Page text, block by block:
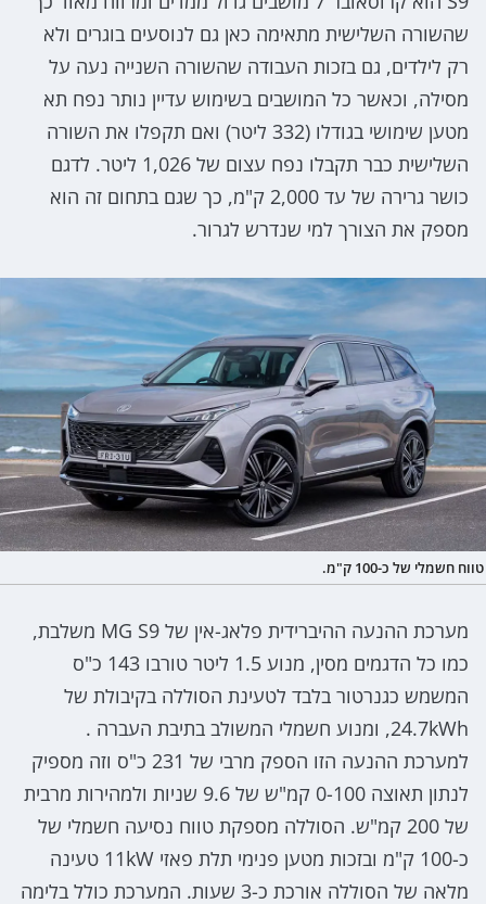
שהשורה השלישית מתאימה כאן גם לנוסעים בוגרים ולא
רק לילדים, גם בזכות העבודה שהשורה השנייה נעה על
מסילה, וכאשר כל המושבים בשימוש עדיין נותר נפח תא
מטען שימושי בגודלו (332 ליטר) ואם תקפלו את השורה
השלישית כבר תקבלו נפח עצום של 1,026 ליטר. לדגם
כושר גרירה של עד 2,000 ק"מ, כך שגם בתחום זה הוא
מספק את הצורך למי שנדרש לגרור.
טווח חשמלי של כ-100 ק"מ.
מערכת ההנעה ההיברידית פלאג-אין של MG S9 משלבת,
כמו כל הדגמים מסין, מנוע 1.5 ליטר טורבו 143 כ"ס
המשמש כגנרטור בלבד לטעינת הסוללה בקיבולת של
24.7kWh, ומנוע חשמלי המשולב בתיבת העברה .
למערכת ההנעה הזו הספק מרבי של 231 כ"ס וזה מספיק
לנתון תאוצה 0-100 קמ"ש של 9.6 שניות ולמהירות מרבית
של 200 קמ"ש. הסוללה מספקת טווח נסיעה חשמלי של
כ-100 ק"מ ובזכות מטען פנימי תלת פאזי 11kW טעינה
מלאה של הסוללה אורכת כ-3 שעות. המערכת כולל בלימה